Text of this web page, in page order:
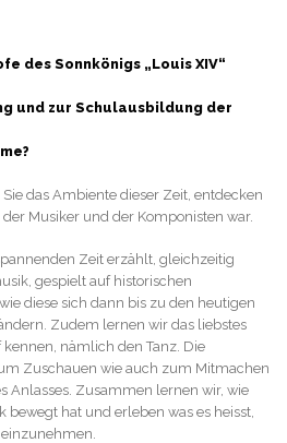
des Sonnkönigs „Louis XIV“
und zur Schulausbildung der
das Ambiente dieser Zeit, entdecken
der Musiker und der Komponisten war.
Zeit erzählt, gleichzeitig
gespielt auf historischen
diese sich dann bis zu den heutigen
Zudem lernen wir das liebstes
nämlich den Tanz. Die
Zuschauen wie auch zum Mitmachen
Anlasses. Zusammen lernen wir, wie
hat und erleben was es heisst,